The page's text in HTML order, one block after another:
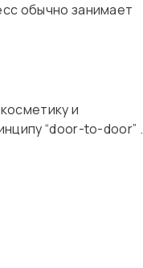
обычно занимает
и
“door-to-door” .